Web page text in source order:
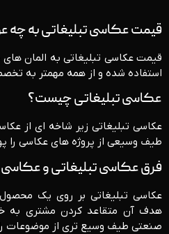
قیمت عکاسی تبلیغاتی به چه
قیمت عکاسی تبلیغاتی به المان
استفاده شده و از همه مهمتر به
عکاسی تبلیغاتی چیست؟
عکاسی تبلیغاتی زیر شاخه ای از
طیف وسیعی از پروژه های عکاسی
فرق عکاسی تبلیغاتی و
عکاسی تبلیغاتی بر روی یک
هدف آن متقاعد کردن مشتری به
صنعتی طیف وسیع تری از موضوعات